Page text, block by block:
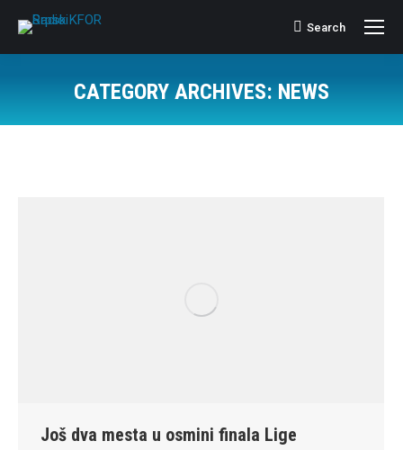
Search:
Search
CATEGORY ARCHIVES: NEWS
Još dva mesta u osmini finala Lige